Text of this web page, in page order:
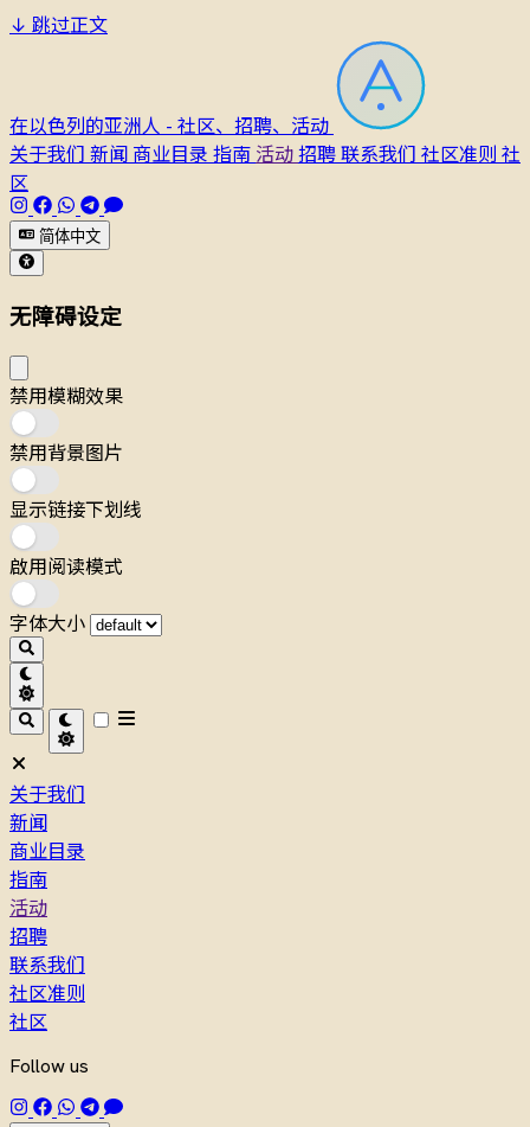
↓ 跳过正文
在以色列的亚洲人 - 社区、招聘、活动
关于我们 新闻 商业目录 指南 活动招聘联系我们 社区准则 社
区
简体中文
无障碍设定
禁用模糊效果
禁用背景图片
显示链接下划线
啟用阅读模式
字体大小
关于我们
新闻
商业目录
指南
活动
招聘
联系我们
社区准则
社区
Follow us